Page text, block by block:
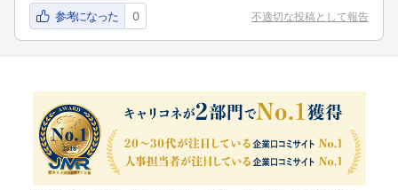
参考になった 0 不適切な投稿として報告